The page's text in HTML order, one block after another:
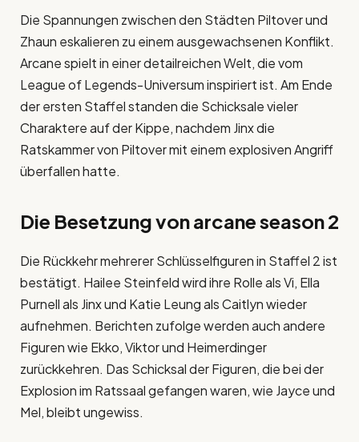
Die Spannungen zwischen den Städten Piltover und
Zhaun eskalieren zu einem ausgewachsenen Konflikt.
Arcane spielt in einer detailreichen Welt, die vom
League of Legends-Universum inspiriert ist. Am Ende
der ersten Staffel standen die Schicksale vieler
Charaktere auf der Kippe, nachdem Jinx die
Ratskammer von Piltover mit einem explosiven Angriff
überfallen hatte.
Die Besetzung vonarcane season 2
Die Rückkehr mehrerer Schlüsselfiguren in Staffel 2 ist
bestätigt. Hailee Steinfeld wird ihre Rolle als Vi, Ella
Purnell als Jinx und Katie Leung als Caitlyn wieder
aufnehmen. Berichten zufolge werden auch andere
Figuren wie Ekko, Viktor und Heimerdinger
zurückkehren. Das Schicksal der Figuren, die bei der
Explosion im Ratssaal gefangen waren, wie Jayce und
Mel, bleibt ungewiss.